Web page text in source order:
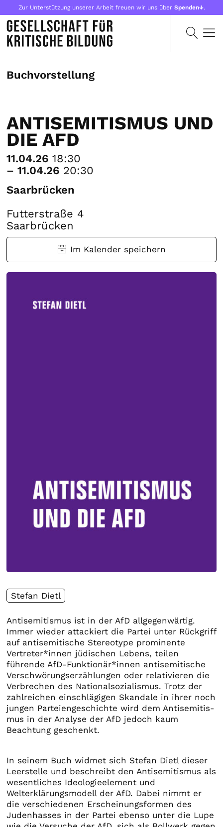
Zur Unterstützung unserer Arbeit freuen wir uns über Spenden↓.
Buchvorstellung
ANTISEMITISMUS UND
DIE AFD
11.04.26 18:30
– 11.04.26 20:30
Saarbrücken
Futterstraße 4
Saarbrücken
Stefan Dietl
Antisemitismus ist in der AfD allgegenwärtig.
Immer wieder attackiert die Partei unter Rückgriff
auf antisemitische Stereotype prominente
Vertreter*innen jüdischen Lebens, teilen
führende AfD-Funktionär*innen antisemitische
Verschwörungserzählungen oder relativieren die
Verbrechen des Nationalsozialismus. Trotz der
zahlreichen einschlägigen Skandale in ihrer noch
jungen Parteiengeschichte wird dem Antisemitis­
mus in der Analyse der AfD jedoch kaum
Beachtung geschenkt.
In seinem Buch widmet sich Stefan Dietl dieser
Leerstelle und beschreibt den Antisemitismus als
wesentliches Ideologieelement und
Welterklärungsmodell der AfD. Dabei nimmt er
die verschiedenen Erscheinungsformen des
Judenhasses in der Partei ebenso unter die Lupe